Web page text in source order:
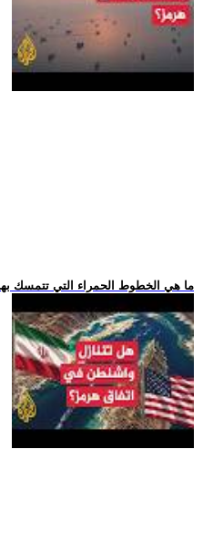
.. ما هي الخطوط الحمراء التي تتمسك